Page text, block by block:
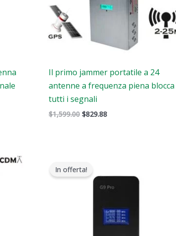
Il primo jammer portatile a 24
antenne a frequenza piena blocca
tutti i segnali
$1,599.00 $829.88
In offerta!originale
$179.00.$99.99.